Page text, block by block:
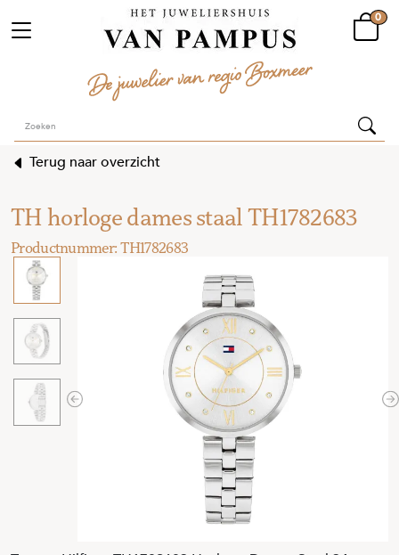
0
Terug naar overzicht
TH horloge dames staal TH1782683
Previous